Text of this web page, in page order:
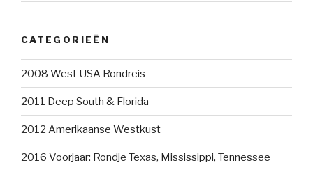
CATEGORIEËN
2008 West USA Rondreis
2011 Deep South & Florida
2012 Amerikaanse Westkust
2016 Voorjaar: Rondje Texas, Mississippi, Tennessee